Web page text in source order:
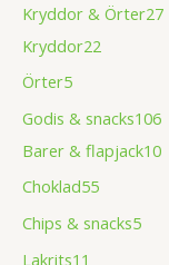
Kryddor & Örter27
Kryddor22
Örter5
Godis & snacks106
Barer & flapjack10
Choklad55
Chips & snacks5
Lakrits11